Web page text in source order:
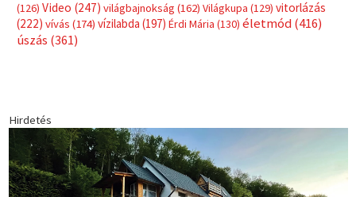
(126) Video (247) világbajnokság (162) Világkupa (129) vitorlázás
(222) vívás (174) vízilabda (197) Érdi Mária (130) életmód(416)
úszás (361)
Hirdetés